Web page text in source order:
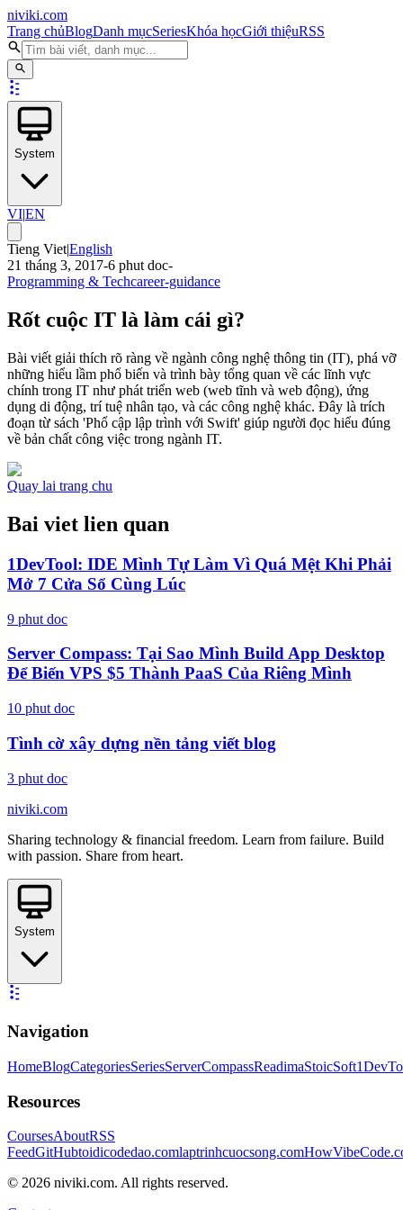
niviki.com
Trang chủBlogDanh mụcSeriesKhóa họcGiới thiệuRSS
System
VI|EN
Tieng Viet|English
21 tháng 3, 2017-6 phut doc-
Programming & Techcareer-guidance
Rốt cuộc IT là làm cái gì?
Bài viết giải thích rõ ràng về ngành công nghệ thông tin (IT), phá vỡ
những hiểu lầm phổ biến và trình bày tổng quan về các lĩnh vực
chính trong IT như phát triển web (web tĩnh và web động), ứng
dụng di động, trí tuệ nhân tạo, và các công nghệ khác. Đây là trích
đoạn từ sách 'Phổ cập lập trình với Swift' giúp người đọc hiểu đúng
về bản chất công việc trong ngành IT.
Quay lai trang chu
Bai viet lien quan
1DevTool: IDE Mình Tự Làm Vì Quá Mệt Khi Phải
Mở 7 Cửa Sổ Cùng Lúc
9 phut doc
Server Compass: Tại Sao Mình Build App Desktop
Để Biến VPS $5 Thành PaaS Của Riêng Mình
10 phut doc
Tình cờ xây dựng nền tảng viết blog
3 phut doc
niviki.com
Sharing technology & financial freedom. Learn from failure. Build
with passion. Share from heart.
System
Navigation
HomeBlogCategoriesSeriesServerCompassReadimaStoicSoft
Resources
CoursesAboutRSS
FeedGitHubtoidicodedao.comlaptrinhcuocsong.com
© 2026 niviki.com. All rights reserved.